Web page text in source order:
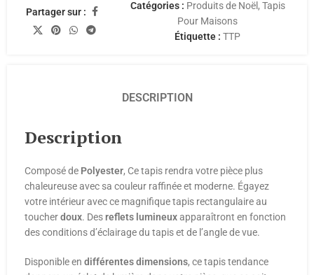
Partager sur :
Catégories : Produits de Noël , Tapis
Pour Maisons
Étiquette : TTP
DESCRIPTION
Description
Composé de Polyester, Ce tapis rendra votre pièce plus
chaleureuse avec sa couleur raffinée et moderne. Égayez
votre intérieur avec ce magnifique tapis rectangulaire au
toucherdoux. Desreflets lumineuxapparaîtront en fonction
des conditions d’éclairage du tapis et de l’angle de vue.
Disponible en différentesdimensions, ce tapis tendance